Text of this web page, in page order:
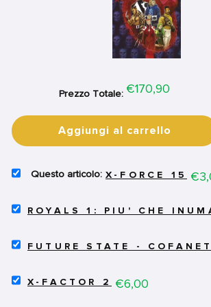
Prezzo Totale: Price
€170,90
Aggiungi al carrello
SELECT
15
X-FORCE 15
SELECT
PIU'
FOR
ROYALS 1: PIU' CHE
SELECT
-
FUTURE STATE -
SELECT
X-FACTOR 2 Price
€6,00